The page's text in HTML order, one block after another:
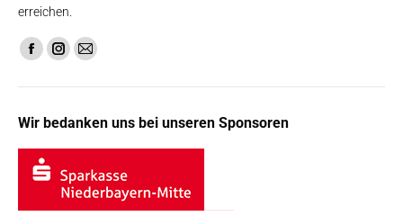
erreichen.
Finden Sie uns auf:
Facebook
in
new
window
Instagram
in
new
window
E-
opens
in
new
window
Wir bedanken uns bei unseren Sponsoren